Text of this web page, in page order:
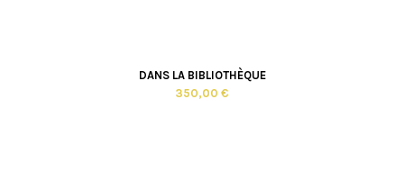
DANS LA BIBLIOTHÈQUE
350,00 €